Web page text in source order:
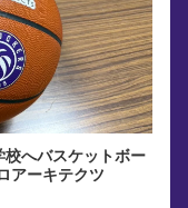
校へバスケットボー
アーキテクツ